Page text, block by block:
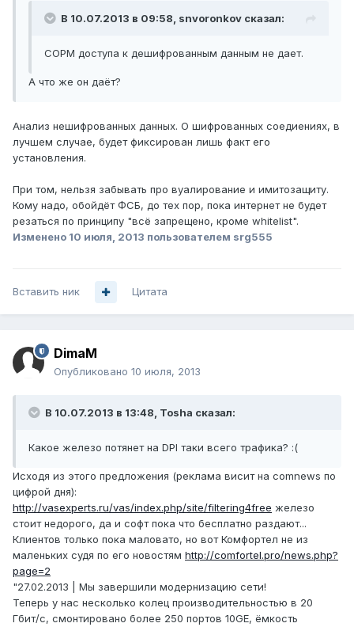
В 10.07.2013 в 09:58, snvoronkov сказал:
СОРМ доступа к дешифрованным данным не дает.
А что же он даёт?
Анализ нешифрованных данных. О шифрованных соедиениях, в
лучшем случае, будет фиксирован лишь факт его
установления.
При том, нельзя забывать про вуалирование и имитозащиту.
Кому надо, обойдёт ФСБ, до тех пор, пока интернет не будет
резаться по принципу "всё запрещено, кроме whitelist".
Изменено 10 июля, 2013 пользователем srg555
Вставить ник Цитата
DimaM
Опубликовано 10 июля, 2013
В 10.07.2013 в 13:48, Tosha сказал:
Какое железо потянет на DPI таки всего трафика? :(
Исходя из этого предложения (реклама висит на comnews по
цифрой дня):
http://vasexperts.ru/vas/index.php/site/filtering4free железо
стоит недорого, да и софт пока что бесплатно раздают...
Клиентов только пока маловато, но вот Комфортел не из
маленьких судя по его новостям http://comfortel.pro/news.php?
page=2
"27.02.2013 | Мы завершили модернизацию сети!
Теперь у нас несколько колец производительностью в 20
Гбит/с, смонтировано более 250 портов 10GE, ёмкость